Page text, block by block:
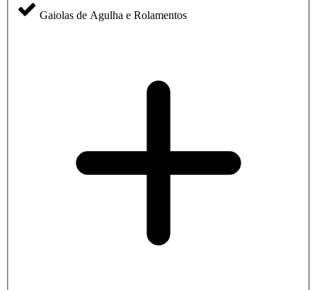
Gaiolas de Agulha e Rolamentos